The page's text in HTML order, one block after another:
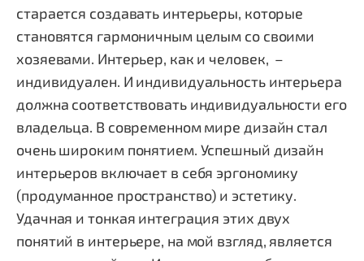
старается создавать интерьеры, которые
становятся гармоничным целым со своими
хозяевами. Интерьер, как и человек, –
индивидуален. И индивидуальность интерьера
должна соответствовать индивидуальности его
владельца. В современном мире дизайн стал
очень широким понятием. Успешный дизайн
интерьеров включает в себя эргономику
(продуманное пространство) и эстетику.
Удачная и тонкая интеграция этих двух
понятий в интерьере, на мой взгляд, является